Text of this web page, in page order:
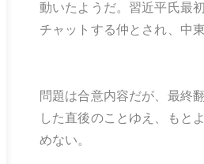
動いたようだ。習近平氏最
チャットする仲とされ、中
問題は合意内容だが、最終
した直後のことゆえ、もと
めない。